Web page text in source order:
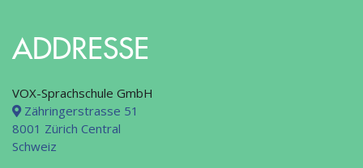
ADDRESSE
VOX-Sprachschule GmbH
Zähringerstrasse 51
8001 Zürich Central
Schweiz